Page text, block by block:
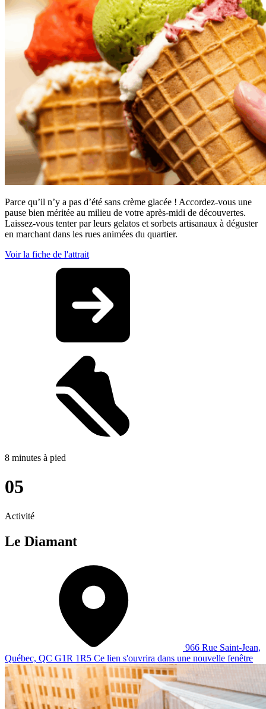
Parce qu’il n’y a pas d’été sans crème glacée ! Accordez-vous une
pause bien méritée au milieu de votre après-midi de découvertes.
Laissez-vous tenter par leurs gelatos et sorbets artisanaux à déguster
en marchant dans les rues animées du quartier.
Voir la fiche de l'attrait
8 minutes à pied
05
Activité
Le Diamant
966 Rue Saint-Jean,
Québec, QC G1R 1R5 Ce lien s'ouvrira dans une nouvelle fenêtre